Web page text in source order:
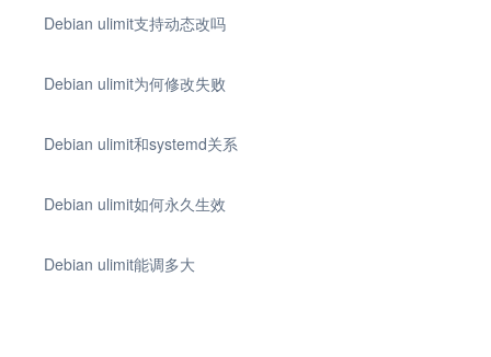
Debian ulimit支持动态改吗
Debian ulimit为何修改失败
Debian ulimit和systemd关系
Debian ulimit如何永久生效
Debian ulimit能调多大